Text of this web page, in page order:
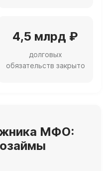
4,5 млрд ₽
долговых
обязательств закрыто
МФО: